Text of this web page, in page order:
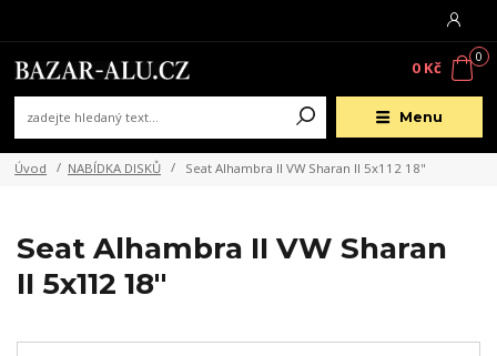
Menu
0
0 Kč
Úvod NABÍDKA DISKŮ Seat Alhambra II VW Sharan II 5x112 18"
Seat Alhambra II VW Sharan
II 5x112 18"